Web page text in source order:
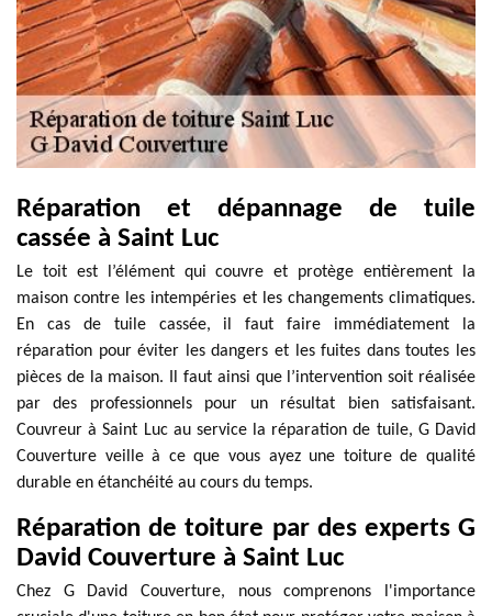
Réparation et dépannage de tuile
cassée à Saint Luc
Le toit est l’élément qui couvre et protège entièrement la
maison contre les intempéries et les changements climatiques.
En cas de tuile cassée, il faut faire immédiatement la
réparation pour éviter les dangers et les fuites dans toutes les
pièces de la maison. Il faut ainsi que l’intervention soit réalisée
par des professionnels pour un résultat bien satisfaisant.
Couvreur à Saint Luc au service la réparation de tuile, G David
Couverture veille à ce que vous ayez une toiture de qualité
durable en étanchéité au cours du temps.
Réparation de toiture par des experts G
David Couverture à Saint Luc
Chez G David Couverture, nous comprenons l'importance